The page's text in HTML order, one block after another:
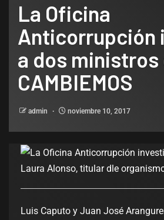
La Oficina
Anticorrupción
a dos ministros
CAMBIEMOS
admin noviembre 10, 2017
Laura Alonso, titular dle
Luis Caputo y Juan José